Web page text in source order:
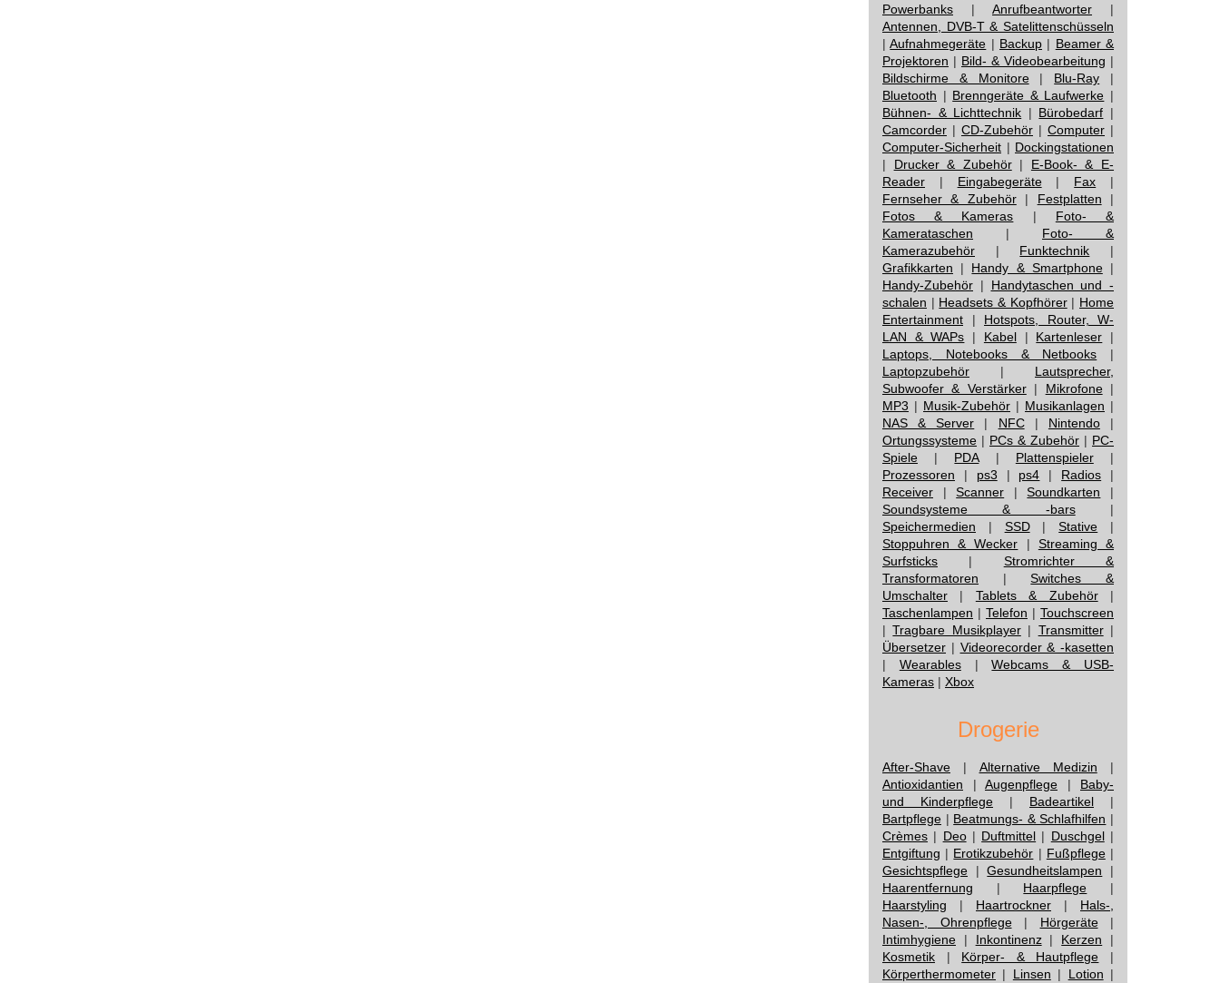
Powerbanks | Anrufbeantworter |
Antennen, DVB-T & Satelittenschüsseln
|Aufnahmegeräte | Backup | Beamer &
Projektoren | Bild- & Videobearbeitung |
Bildschirme & Monitore| Blu-Ray |
Bluetooth | Brenngeräte & Laufwerke |
Bühnen- & Lichttechnik | Bürobedarf |
Camcorder | CD-Zubehör | Computer |
Computer-Sicherheit | Dockingstationen
| Drucker & Zubehör| E-Book- & E-
Reader | Eingabegeräte| Fax |
Fernseher & Zubehör| Festplatten |
Fotos & Kameras | Foto- &
Kamerataschen | Foto- &
Kamerazubehör | Funktechnik |
Grafikkarten | Handy & Smartphone|
Handy-Zubehör | Handytaschen und -
schalen | Headsets & Kopfhörer| Home
Entertainment | Hotspots, Router, W-
LAN & WAPs | Kabel| Kartenleser |
Laptops, Notebooks & Netbooks |
Laptopzubehör | Lautsprecher,
Subwoofer & Verstärker| Mikrofone|
MP3 | Musik-Zubehör | Musikanlagen |
NAS & Server | NFC| Nintendo|
Ortungssysteme | PCs & Zubehör | PC-
Spiele | PDA| Plattenspieler|
Prozessoren | ps3 | ps4 | Radios |
Receiver |Scanner |Soundkarten |
Soundsysteme & -bars|
Speichermedien | SSD|Stative |
Stoppuhren & Wecker | Streaming &
Surfsticks | Stromrichter &
Transformatoren |Switches &
Umschalter | Tablets & Zubehör|
Taschenlampen | Telefon | Touchscreen
|Tragbare Musikplayer| Transmitter|
Übersetzer | Videorecorder & -kasetten
| Wearables|Webcams & USB-
Kameras | Xbox
Drogerie
After-Shave | Alternative Medizin |
Antioxidantien | Augenpflege | Baby-
und Kinderpflege | Badeartikel |
Bartpflege | Beatmungs- & Schlafhilfen |
Crèmes | Deo| Duftmittel | Duschgel|
Entgiftung | Erotikzubehör | Fußpflege|
Gesichtspflege |Gesundheitslampen |
Haarentfernung | Haarpflege |
Haarstyling | Haartrockner | Hals-,
Nasen-, Ohrenpflege| Hörgeräte|
Intimhygiene | Inkontinenz| Kerzen |
Kosmetik | Körper- & Hautpflege |
Körperthermometer | Linsen | Lotion |